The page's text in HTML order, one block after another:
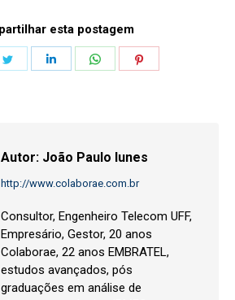
esta postagem
Autor: João Paulo Iunes
http://www.colaborae.com.br
Consultor, Engenheiro Telecom UFF,
Empresário, Gestor, 20 anos
Colaborae, 22 anos EMBRATEL,
estudos avançados, pós
graduações em análise de